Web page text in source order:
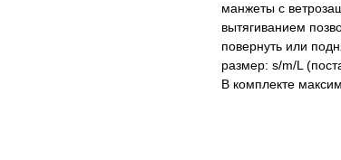
манжеты с
вытягиванием
повернуть или
размер: s/m/L
В комплекте